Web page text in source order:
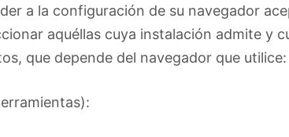
a la configuración de su navegador
aquéllas cuya instalación admite y
que depende del navegador que utilice: